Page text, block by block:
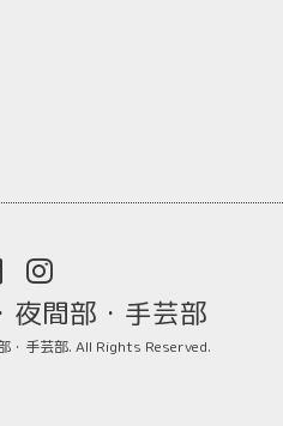
夜間部・手芸部
・手芸部. All Rights Reserved.